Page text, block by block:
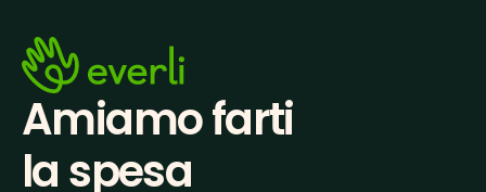
Amiamo farti
la spesa